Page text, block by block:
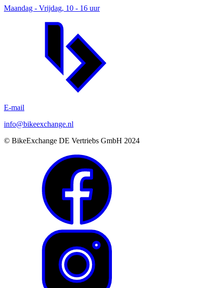
Maandag - Vrijdag, 10 - 16 uur
E-mail
info@bikeexchange.nl
© BikeExchange DE Vertriebs GmbH 2024